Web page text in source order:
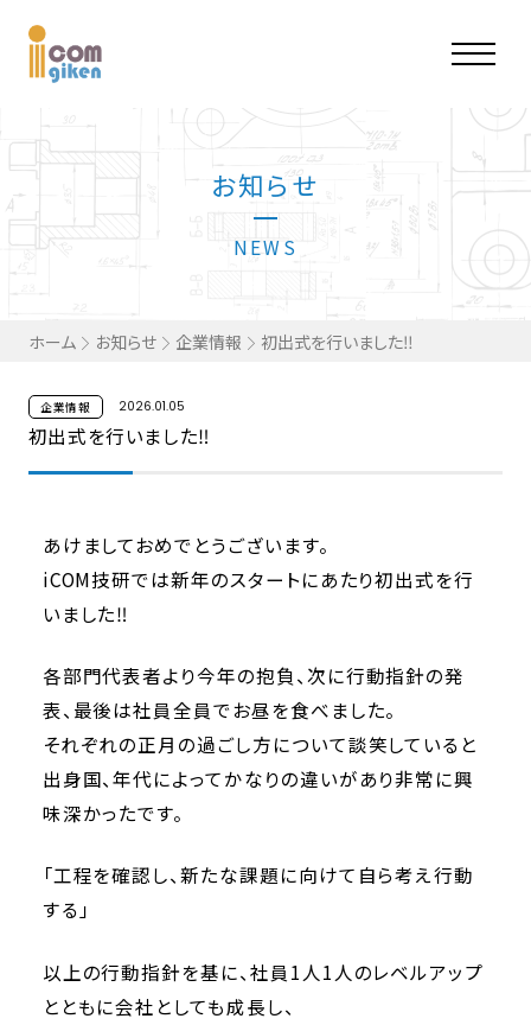
お知らせ
NEWS
ホーム お知らせ 企業情報 初出式を行いました‼
企業情報 2026.01.05
初出式を行いました‼
あけましておめでとうございます。
iCOM技研では新年のスタートにあたり初出式を行
いました‼
各部門代表者より今年の抱負、次に行動指針の発
表、最後は社員全員でお昼を食べました。
それぞれの正月の過ごし方について談笑していると
出身国、年代によってかなりの違いがあり非常に興
味深かったです。
「工程を確認し、新たな課題に向けて自ら考え行動
する」
以上の行動指針を基に、社員1人1人のレベルアップ
とともに会社としても成長し、